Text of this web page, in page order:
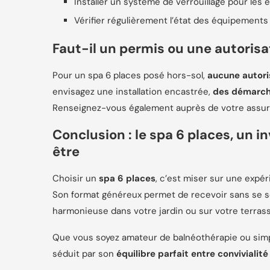
Vérifier régulièrement l’état des
Faut-il un permis ou une
Pour un spa 6 places posé hors-sol, aucune
envisagez une installation encastrée, des
Renseignez-vous également auprès de votre
Conclusion : le spa 6 places, un
être
Choisir un spa 6 places, c’est miser sur une
Son format généreux permet de recevoir sans
harmonieuse dans votre jardin ou sur votre
Que vous soyez amateur de balnéothérapie ou
séduit par son équilibre parfait entre